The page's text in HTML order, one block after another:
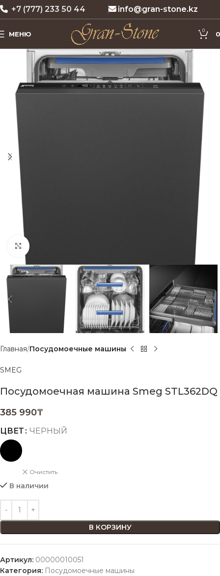
+7 (777) 233 50 44 info@gran-stone.kz
МЕНЮ 0 0
Нажмите, чтобы увеличить
Главная Посудомоечные машины
SMEG
Посудомоечная машина Smeg STL362DQ
385 990₸
ЦВЕТ ЧЕРНЫЙ
Очистить
В наличии
В КОРЗИНУ
Артикул: 00000010051
Категория: Посудомоечные машины